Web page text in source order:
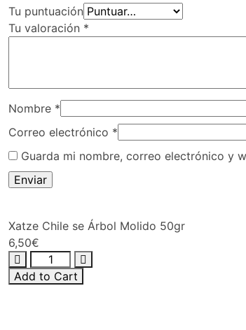
Tu puntuación
Tu valoración *
Nombre *
Correo electrónico *
Guarda mi nombre, correo electrónico y
Xatze Chile se Árbol Molido 50gr
6,50€
Add to Cart